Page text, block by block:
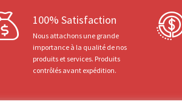
100% Satisfaction
Nous attachons une grande
importance à la qualité de nos
produits et services. Produits
contrôlés avant expédition.